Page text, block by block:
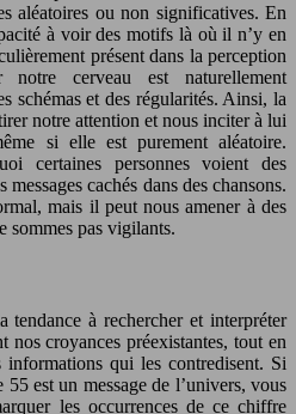
aléatoires ou non significatives. En
à voir des motifs là où il n’y en
présent dans la perception
notre cerveau est naturellement
schémas et des régularités. Ainsi, la
notre attention et nous inciter à lui
si elle est purement aléatoire.
certaines personnes voient des
messages cachés dans des chansons.
mais il peut nous amener à des
sommes pas vigilants.
à rechercher et interpréter
croyances préexistantes, tout en
qui les contredisent. Si
est un message de l’univers, vous
les occurrences de ce chiffre